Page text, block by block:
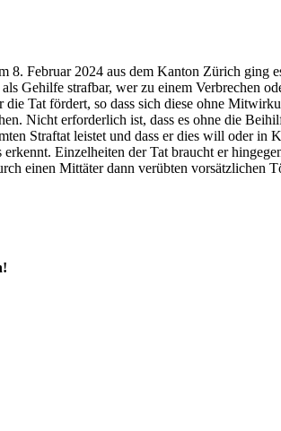
Februar 2024 aus dem Kanton Zürich ging
Gehilfe strafbar, wer zu einem Verbrechen
Tat fördert, so dass sich diese ohne
Nicht erforderlich ist, dass es ohne die
Straftat leistet und dass er dies will oder
Einzelheiten der Tat braucht er
einen Mittäter dann verübten vorsätzlichen